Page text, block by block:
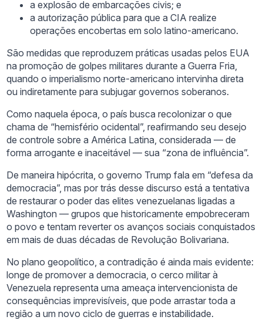
a explosão de embarcações civis; e
a autorização pública para que a CIA realize
operações encobertas em solo latino-americano.
São medidas que reproduzem práticas usadas pelos EUA
na promoção de golpes militares durante a Guerra Fria,
quando o imperialismo norte-americano intervinha direta
ou indiretamente para subjugar governos soberanos.
Como naquela época, o país busca recolonizar o que
chama de “hemisfério ocidental”, reafirmando seu desejo
de controle sobre a América Latina, considerada — de
forma arrogante e inaceitável — sua “zona de influência”.
De maneira hipócrita, o governo Trump fala em “defesa da
democracia”, mas por trás desse discurso está a tentativa
de restaurar o poder das elites venezuelanas ligadas a
Washington — grupos que historicamente empobreceram
o povo e tentam reverter os avanços sociais conquistados
em mais de duas décadas de Revolução Bolivariana.
No plano geopolítico, a contradição é ainda mais evidente:
longe de promover a democracia, o cerco militar à
Venezuela representa uma ameaça intervencionista de
consequências imprevisíveis, que pode arrastar toda a
região a um novo ciclo de guerras e instabilidade.